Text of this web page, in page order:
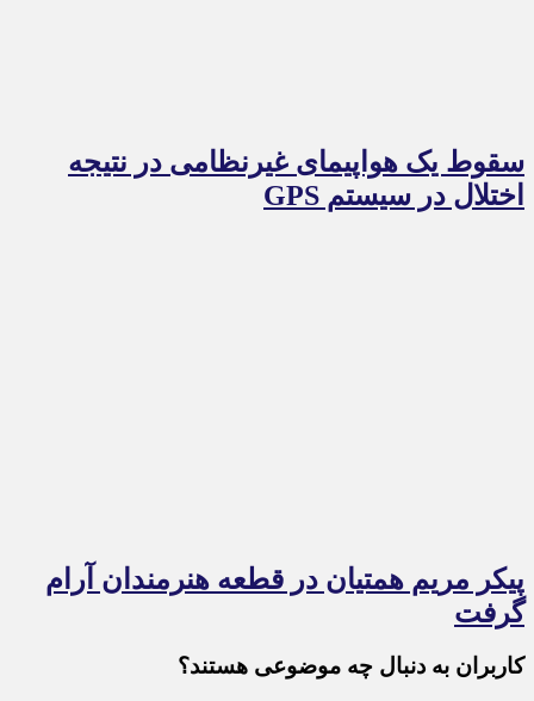
سقوط یک هواپیمای غیرنظامی در نتیجه
اختلال در سیستم‌ GPS
پیکر مریم همتیان در قطعه هنرمندان آرام
گرفت
کاربران به دنبال چه موضوعی هستند؟